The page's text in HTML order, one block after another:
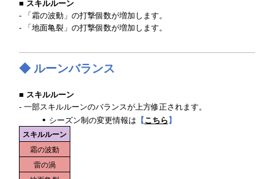
■ スキルルーン
- 「霜の波動」の打撃個数が増加します。
- 「地面亀裂」の打撃個数が増加します。
◆ ルーンバランス
■ スキルルーン
- 一部スキルルーンのバランスが上方修正されます。
シーズン制の変更情報は 【こちら】
スキルルーン
霜の波動
雷の渦